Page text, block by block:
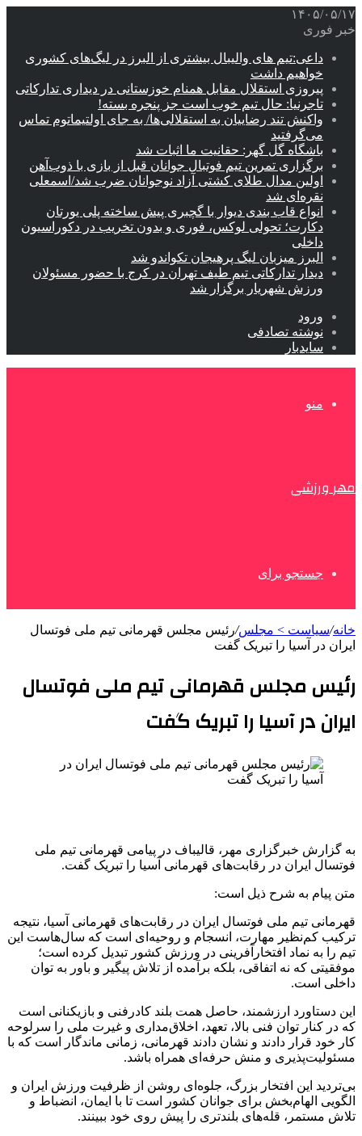
۱۴۰۵/۰۵/۱۷
خبر فوری
داعی:تیم های والیبال بیشتری از البرز در لیگ‌های کشوری
خواهیم داشت
پیروزی استقلال مقابل همنام خوزستانی در دیداری تدارکاتی
تاجرنیا: حال تیم خوب است جز پنجره بسته!
واکنش تند رضاییان به استقلالی‌ها/ به جای اولتیماتوم تماس
می‌گرفتید
باشگاه گل گهر: حقانیت ما اثبات شد
برگزاری تمرین تیم فوتبال جوانان قبل از بازی با ذوب‌آهن
اولین مدال طلای کشتی آزاد نوجوانان ضرب شد/اسمعلی
نقره‌ای شد
انواع قاب بندی دیوار با گچبری پیش ساخته پلی یورتان
دکارت؛ تحولی لوکس، فوری و بدون تخریب در دکوراسیون
داخلی
البرز میزبان لیگ پرهیجان تکواندو شد
دیدار تدارکاتی تیم طیف تهران در کرج با حضور مسئولان
ورزش شهریار برگزار شد
ورود
نوشته تصادفی
سایدبار
منو
مهر ورزشی
جستجو برای
خانه/سیاست > مجلس/رئیس مجلس قهرمانی تیم ملی فوتسال
ایران در آسیا را تبریک گفت
رئیس مجلس قهرمانی تیم ملی فوتسال
ایران در آسیا را تبریک گفت
به گزارش خبرگزاری مهر، قالیباف در پیامی قهرمانی تیم ملی
فوتسال ایران در رقابت‌های قهرمانی آسیا را تبریک گفت.
متن پیام به شرح ذیل است:
قهرمانی تیم ملی فوتسال ایران در رقابت‌های قهرمانی آسیا، نتیجه
ترکیب کم‌نظیر مهارت، انسجام و روحیه‌ای است که سال‌هاست این
تیم را به نماد افتخارآفرینی در ورزش کشور تبدیل کرده است؛
موفقیتی که نه اتفاقی، بلکه برآمده از تلاش پیگیر و باور به توان
داخلی است.
این دستاورد ارزشمند، حاصل همت بلند کادرفنی و بازیکنانی است
که در کنار توان فنی بالا، تعهد، اخلاق‌مداری و غیرت ملی را سرلوحه
کار خود قرار دادند و نشان دادند قهرمانی، زمانی ماندگار است که با
مسئولیت‌پذیری و منش حرفه‌ای همراه باشد.
بی‌تردید این افتخار بزرگ، جلوه‌ای روشن از ظرفیت ورزش ایران و
الگویی الهام‌بخش برای جوانان کشور است تا با ایمان، انضباط و
تلاش مستمر، قله‌های بلندتری را پیش روی خود ببینند.